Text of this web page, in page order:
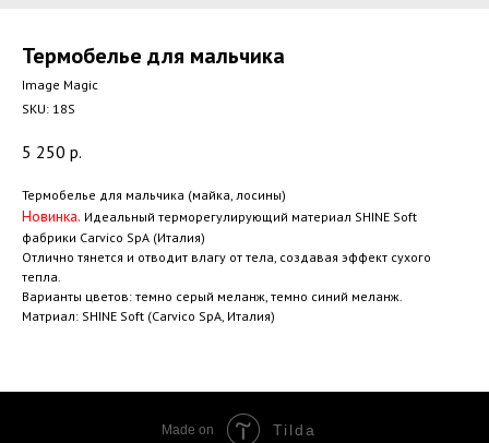
Термобелье для мальчика
Image Magic
SKU: 18S
5 250 р.
Термобелье для мальчика (майка, лосины)
Новинка. Идеальный терморегулирующий материал SHINE Soft
фабрики Carvico SpA (Италия)
Отлично тянется и отводит влагу от тела, создавая эффект сухого
тепла.
Варианты цветов: темно серый меланж, темно синий меланж.
Матриал: SHINE Soft (Carvico SpA, Италия)
Made on Tilda